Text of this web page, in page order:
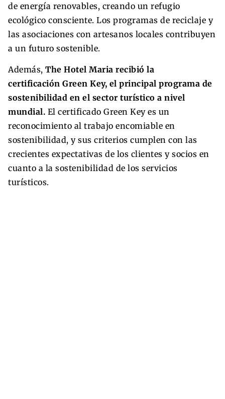
de energía renovables, creando un refugio
ecológico consciente. Los programas de reciclaje y
las asociaciones con artesanos locales contribuyen
a un futuro sostenible.
Además, The Hotel Maria recibió la
certificación Green Key, el principal programa de
sostenibilidad en el sector turístico a nivel
mundial. El certificado Green Key es un
reconocimiento al trabajo encomiable en
sostenibilidad, y sus criterios cumplen con las
crecientes expectativas de los clientes y socios en
cuanto a la sostenibilidad de los servicios
turísticos.